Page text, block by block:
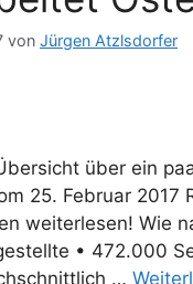
von Jürgen Atzlsdorfer
über ein
25. Februar 2017
weiterlesen! Wie
• 472.000
…